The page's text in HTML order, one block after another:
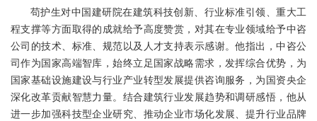
苟护生对中国建研院在建筑科技创新、行业标准引领、重大工
程支撑等方面取得的成就给予高度赞赏，对其在专业领域给予中咨
公司的技术、标准、规范以及人才支持表示感谢。他指出，中咨公
司作为国家高端智库，始终立足国家战略需求，发挥综合优势，为
国家基础设施建设与行业产业转型发展提供咨询服务，为国资央企
深化改革贡献智慧力量。结合建筑行业发展趋势和调研感悟，他从
进一步加强科技型企业研究、推动企业市场化发展、提升行业品牌